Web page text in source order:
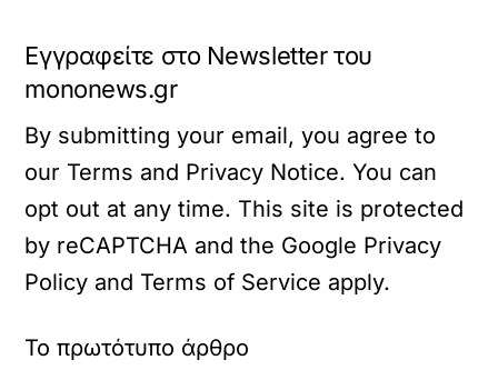
Εγγραφείτε στο Newsletter του
mononews.gr
By submitting your email, you agree to
our Terms and Privacy Notice. You can
opt out at any time. This site is protected
by reCAPTCHA and the Google Privacy
Policy and Terms of Service apply.
Το πρωτότυπο άρθρο